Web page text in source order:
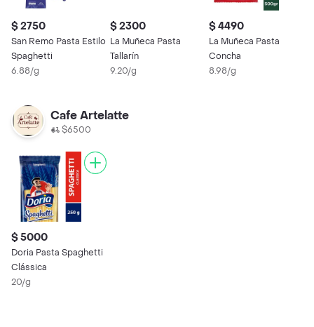
$ 2750
San Remo Pasta Estilo
Spaghetti
6.88/g
$ 2300
La Muñeca Pasta
Tallarín
9.20/g
$ 4490
La Muñeca Pasta
Concha
8.98/g
Cafe Artelatte
$6500
$ 5000
Doria Pasta Spaghetti
Clássica
20/g